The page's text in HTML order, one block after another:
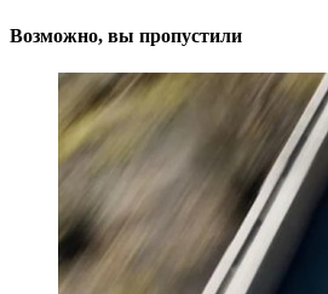
Возможно, вы пропустили